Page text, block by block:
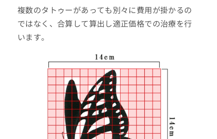
複数のタトゥーがあっても別々に費用が掛かるの
ではなく、合算して算出し適正価格での治療を行
います。